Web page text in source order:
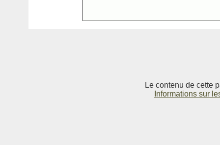
Le contenu de cette
Informations sur